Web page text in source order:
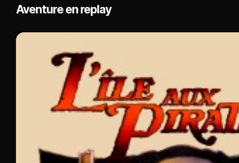
Aventure en replay